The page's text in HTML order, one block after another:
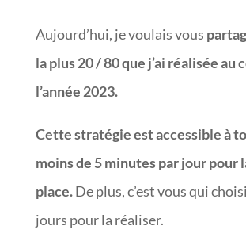
Aujourd’hui, je voulais vous
la plus 20 / 80 que j’ai réalisée au
l’année 2023.
Cette stratégie est accessible à
moins de 5 minutes par jour pour
place.De plus, c’est vous qui
jours pour la réaliser.